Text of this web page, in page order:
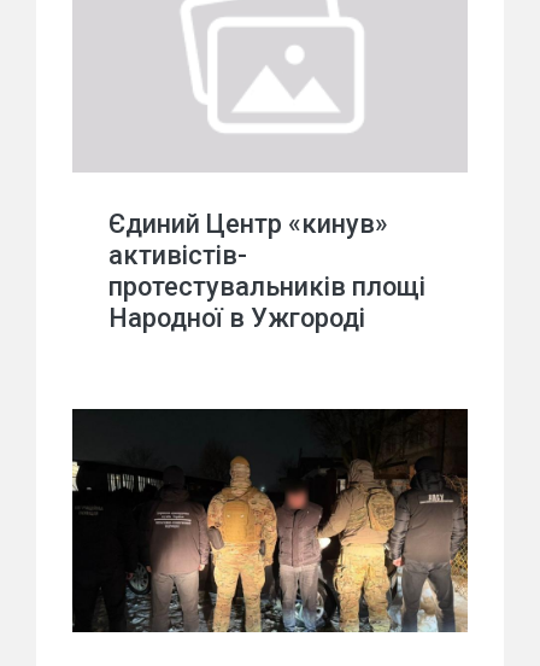
Єдиний Центр «кинув»
активістів-
протестувальників площі
Народної в Ужгороді